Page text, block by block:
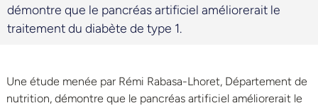
démontre que le pancréas artificiel améliorerait le
traitement du diabète de type 1.
Une étude menée par Rémi Rabasa-Lhoret, Département de
nutrition, démontre que le pancréas artificiel améliorerait le